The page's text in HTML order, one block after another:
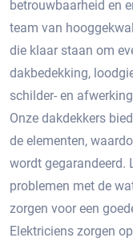
betrouwbaarheid en
team van
die klaar staan om
dakbedekking,
schilder- en
Onze dakdekkers
de elementen,
wordt gegarandeerd.
problemen met de
zorgen voor een
Elektriciens zorgen